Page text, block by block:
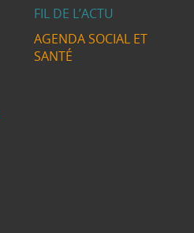
FIL DE L’ACTU
AGENDA SOCIAL ET
SANTÉ